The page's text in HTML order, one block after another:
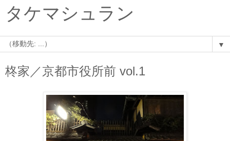
タケマシュラン
▼
柊家／京都市役所前 vol.1